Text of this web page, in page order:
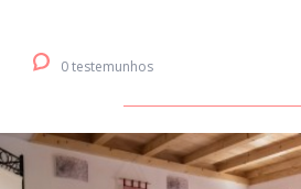
0 testemunhos